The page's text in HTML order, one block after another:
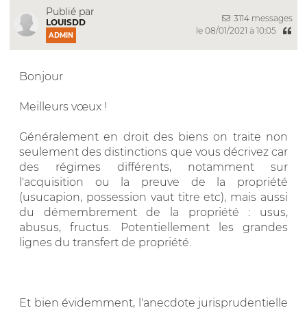
Publié par
LOUISDD
ADMIN
3114 messages
le 08/01/2021 à 10:05
Bonjour
Meilleurs vœux !
Généralement en droit des biens on traite non
seulement des distinctions que vous décrivez car
des régimes différents, notamment sur
l'acquisition ou la preuve de la propriété
(usucapion, possession vaut titre etc), mais aussi
du démembrement de la propriété : usus,
abusus, fructus. Potentiellement les grandes
lignes du transfert de propriété.
Et bien évidemment, l'anecdote jurisprudentielle